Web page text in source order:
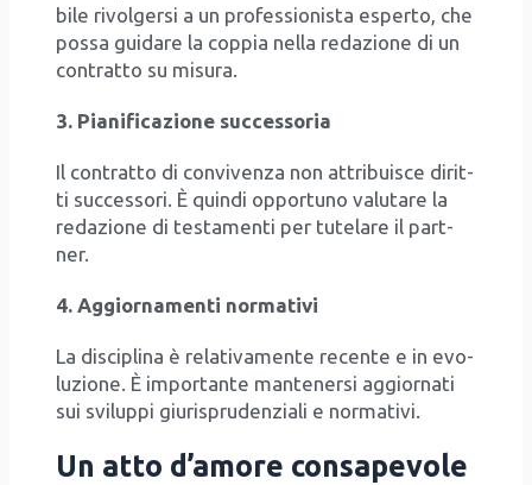
bi­le rivol­ger­si a un pro­fes­sio­ni­sta esper­to, che
pos­sa gui­da­re la cop­pia nel­la reda­zio­ne di un
con­trat­to su misu­ra.
3. Pia­ni­fi­ca­zio­ne suc­ces­so­ria
Il con­trat­to di con­vi­ven­za non attri­bui­sce dirit­
ti suc­ces­so­ri. È quin­di oppor­tu­no valu­ta­re la
reda­zio­ne di testa­men­ti per tute­la­re il part­
ner.
4. Aggior­na­men­ti nor­ma­ti­vi
La disci­pli­na è rela­ti­va­men­te recen­te e in evo­
lu­zio­ne. È impor­tan­te man­te­ner­si aggior­na­ti
sui svi­lup­pi giu­ri­spru­den­zia­li e nor­ma­ti­vi.
Un atto d’amore consapevole